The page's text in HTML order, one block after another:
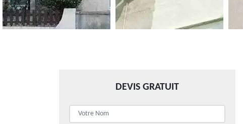
DEVIS GRATUIT